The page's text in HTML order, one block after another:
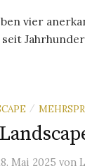
vier
seit
/
Mai 2025 von